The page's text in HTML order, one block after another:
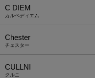
C DIEM
カルペディエム
Chester
チェスター
CULLNI
クルニ